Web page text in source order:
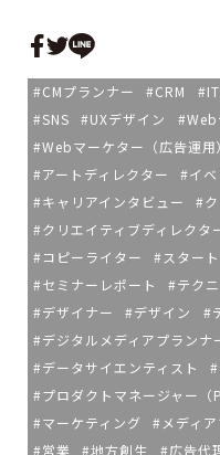
CMプランナー CRM
SNS
UXデザイン
Web
Webマーケター（広告運用）
アートディレクター
イ
キャリアインタビュー
クリエイティブディレクタ
コピーライター
スター
セミナーレポート
テク
デザイナー
デザイン
デジタルメディアプランナ
データサイエンティスト
プロダクトマネージャー（
マーケティング
メディ
営業
地方創生 広告代